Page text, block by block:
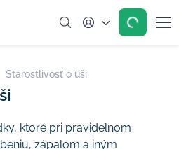
Account
Starostlivosť o uši
ktoré pri pravidelnom
zápalom a iným